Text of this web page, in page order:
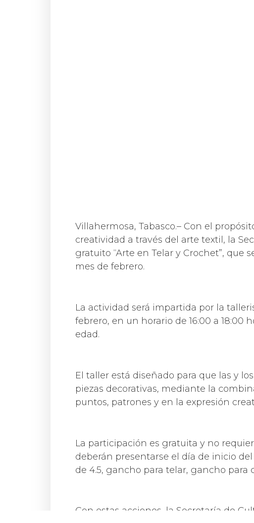
Villahermosa, Tabasco.– Con el
creatividad a través del arte textil, la
gratuito “Arte en Telar y Crochet”, que
mes de febrero.
La actividad será impartida por la
febrero, en un horario de 16:00 a 18:00
edad.
El taller está diseñado para que las y
piezas decorativas, mediante la
puntos, patrones y en la expresión
La participación es gratuita y no
deberán presentarse el día de inicio
de 4.5, gancho para telar, gancho para
Con estas acciones, la Secretaría de